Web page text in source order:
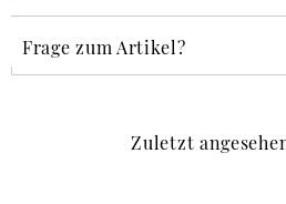
Frage zum Artikel?
Zuletzt